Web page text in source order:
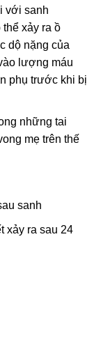
với sanh
xảy ra ồ
dộ nặng của
lượng máu
phụ trước khi bị
những tai
mẹ trên thế
sanh
xảy ra sau 24